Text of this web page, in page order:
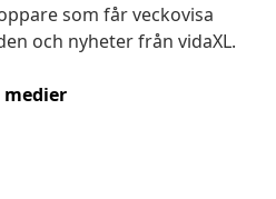
som får veckovisa
och nyheter från vidaXL.
medier